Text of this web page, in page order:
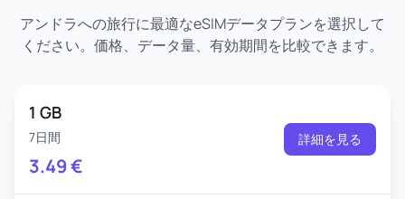
アンドラへの旅行に最適なeSIMデータプランを選択して
ください。価格、データ量、有効期間を比較できます。
1 GB
7日間
3.49€
詳細を見る